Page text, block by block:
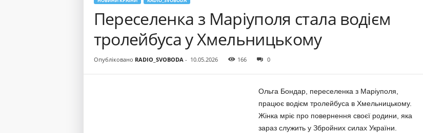
Переселенка з Маріуполя стала водієм
тролейбуса у Хмельницькому
Опубліковано RADIO_SVOBODA- 10.05.2026 166 0
Ольга Бондар, переселенка з Маріуполя,
працює водієм тролейбуса в Хмельницькому.
Жінка мріє про повернення своєї родини, яка
зараз служить у Збройних силах України.